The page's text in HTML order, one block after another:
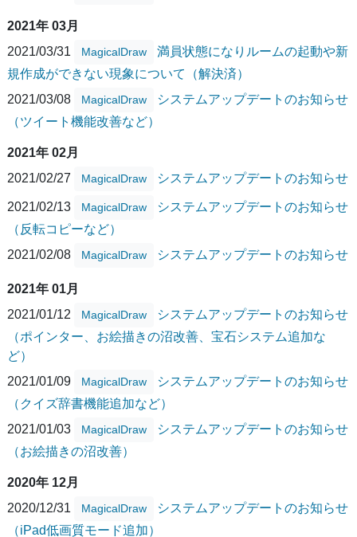
2021年 03月
2021/03/31
MagicalDraw
満員状態になりルームの起動や新
規作成ができない現象について（解決済）
2021/03/08
MagicalDraw
システムアップデートのお知らせ
（ツイート機能改善など）
2021年 02月
2021/02/27
MagicalDraw システムアップデートのお知らせ
2021/02/13 MagicalDraw
システムアップデートのお知らせ
（反転コピーなど）
2021/02/08
MagicalDraw システムアップデートのお知らせ
2021年 01月
2021/01/12
MagicalDraw
システムアップデートのお知らせ
（ポインター、お絵描きの沼改善、宝石システム追加な
ど）
2021/01/09
MagicalDraw
システムアップデートのお知らせ
（クイズ辞書機能追加など）
2021/01/03
MagicalDraw
システムアップデートのお知らせ
（お絵描きの沼改善）
2020年 12月
2020/12/31
MagicalDraw
システムアップデートのお知らせ
（iPad低画質モード追加）